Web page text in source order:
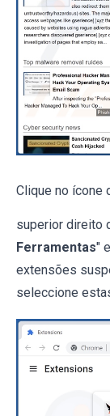
Clique no ícone
superior direito
Ferramentas"
extensões
seleccione